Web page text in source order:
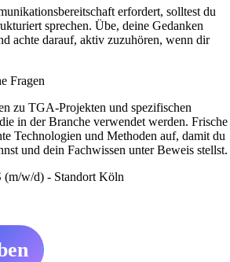
erfordert, solltest du
sprechen. Übe, deine Gedanken
achte darauf, aktiv zuzuhören, wenn dir
Fragen
zu TGA-Projekten und spezifischen
in der Branche verwendet werden. Frische
Technologien und Methoden auf, damit du
und dein Fachwissen unter Beweis stellst.
w/d) - Standort Köln